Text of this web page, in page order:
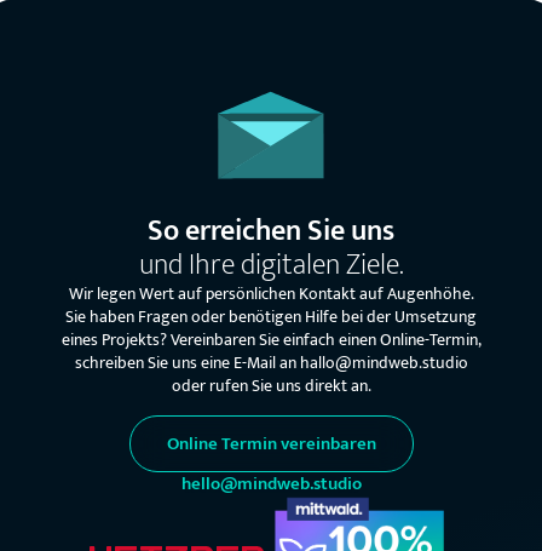
So erreichen Sie uns
und Ihre digitalen Ziele.
Wir legen Wert auf persönlichen Kontakt auf Augenhöhe.
Sie haben Fragen oder benötigen Hilfe bei der Umsetzung
eines Projekts? Vereinbaren Sie einfach einen Online-Termin,
schreiben Sie uns eine E-Mail an hallo@mindweb.studio
oder rufen Sie uns direkt an.
Online Termin vereinbaren
hello@mindweb.studio